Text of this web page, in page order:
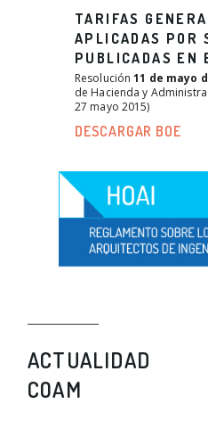
TARIFAS
APLICADAS POR
PUBLICADAS EN
Resolución11 de mayo
de Hacienda y
27 mayo 2015)
DESCARGAR BOE
ACTUALIDAD
COAM